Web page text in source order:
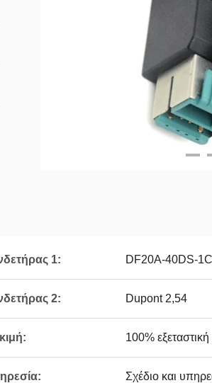
1: DF20A-40DS-1C
2: Dupont 2,54
100%
Σχέδιο και